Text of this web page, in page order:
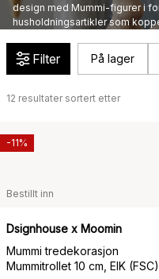
design med Mummi-figurer i
husholdningsartikler som
Mummi-fans i alle aldre.
Filter På lager
12 resultater sortert etter
Bestillt inn
Dsignhouse x Moomin
Mummi tredekorasjon
Mummitrollet 10 cm, EIK (FSC)
-11%